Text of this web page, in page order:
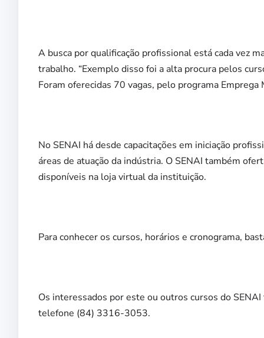
A busca por qualificação profissional está cada vez
trabalho. “Exemplo disso foi a alta procura pelos
Foram oferecidas 70 vagas, pelo programa
No SENAI há desde capacitações em iniciação
áreas de atuação da indústria. O SENAI também
disponíveis na loja virtual da instituição.
Para conhecer os cursos, horários e cronograma,
Os interessados por este ou outros cursos do
telefone (84) 3316-3053.